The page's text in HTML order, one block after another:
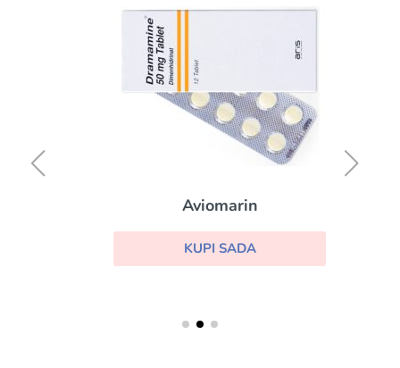
Aviomarin
KUPI SADA